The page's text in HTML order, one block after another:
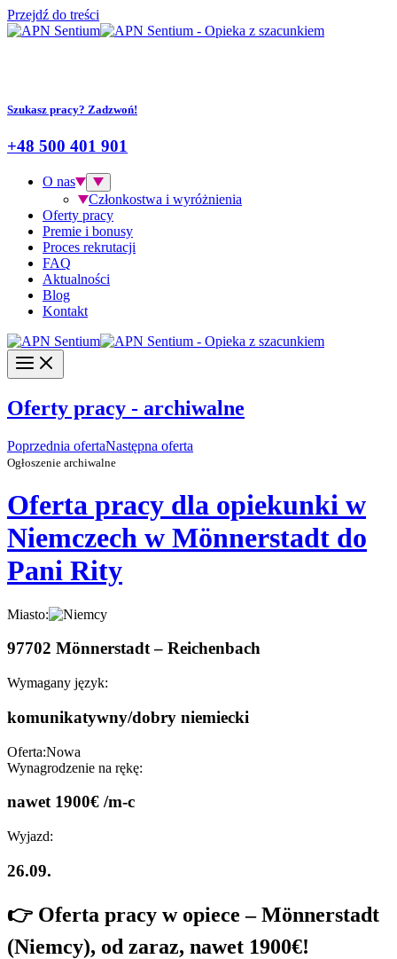
Przejdź do treści
Szukasz pracy? Zadzwoń!
+48 500 401 901
O nas
Członkostwa i wyróżnienia
Oferty pracy
Premie i bonusy
Proces rekrutacji
FAQ
Aktualności
Blog
Kontakt
Oferty pracy - archiwalne
Poprzednia ofertaNastępna oferta
Ogłoszenie archiwalne
Oferta pracy dla opiekunki w
Niemczech w Mönnerstadt do
Pani Rity
Miasto:
97702 Mönnerstadt – Reichenbach
Wymagany język:
komunikatywny/dobry niemiecki
Oferta:Nowa
Wynagrodzenie na rękę:
nawet 1900€ /m-c
Wyjazd:
26.09.
👉 Oferta pracy w opiece – Mönnerstadt
(Niemcy), od zaraz, nawet 1900€!